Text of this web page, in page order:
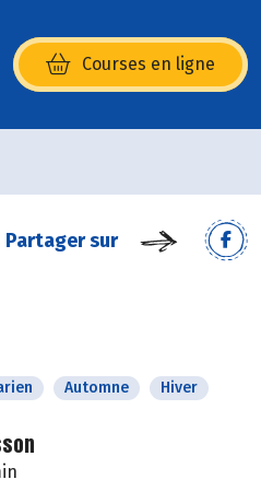
Courses en ligne
fenêtre)
Partager sur
Automne Hiver